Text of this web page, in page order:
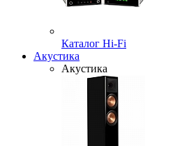
Каталог Hi-Fi
Акустика
Акустика